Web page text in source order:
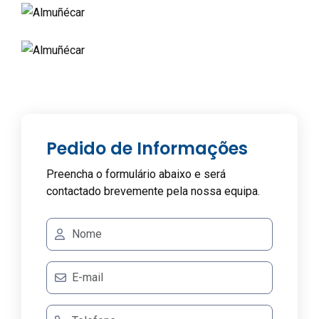
Pedido de Informações
Preencha o formulário abaixo e será
contactado brevemente pela nossa equipa.